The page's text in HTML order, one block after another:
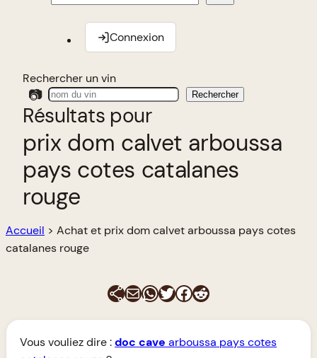
Connexion
Rechercher un vin
📷 Rechercher
Résultats pour
prix dom calvet arboussa
pays cotes catalanes
rouge
Accueil > Achat et prix dom calvet arboussa pays cotes
catalanes rouge
E-mailWhatsApp
Twitter
Facebook
Reddit
Vous vouliez dire :doc cave arboussa pays cotes